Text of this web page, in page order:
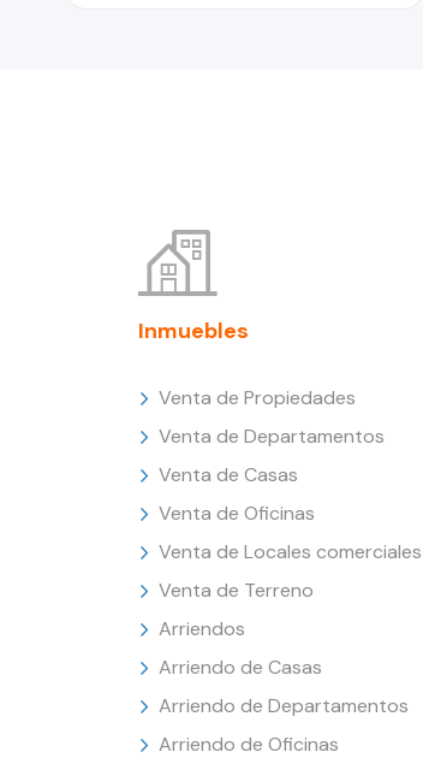
Inmuebles
Venta de Propiedades
Venta de Departamentos
Venta de Casas
Venta de Oficinas
Venta de Locales comerciales
Venta de Terreno
Arriendos
Arriendo de Casas
Arriendo de Departamentos
Arriendo de Oficinas